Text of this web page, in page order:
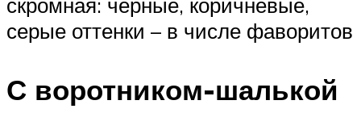
серые оттенки – в числе фаворитов
С воротником-шалькой